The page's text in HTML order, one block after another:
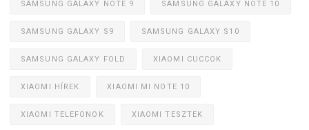
SAMSUNG GALAXY NOTE 9 SAMSUNG GALAXY NOTE 10
SAMSUNG GALAXY S9 SAMSUNG GALAXY S10
SAMSUNG GALAXY FOLD XIAOMI CUCCOK
XIAOMI HÍREK XIAOMI MI NOTE 10
XIAOMI TELEFONOK XIAOMI TESZTEK